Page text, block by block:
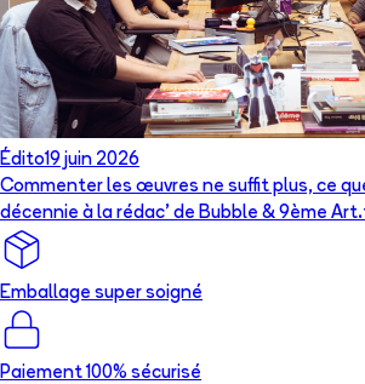
Édito19 juin 2026
Commenter les œuvres ne suffit plus, ce
décennie à la rédac’ de Bubble & 9ème
Emballage super soigné
Paiement 100% sécurisé